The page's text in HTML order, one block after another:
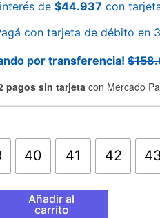
de$44.937 con
con tarjeta de débito en
por transferencia!$
pagos sin tarjeta con Mercado
40 41 42
Añadir al
carrito